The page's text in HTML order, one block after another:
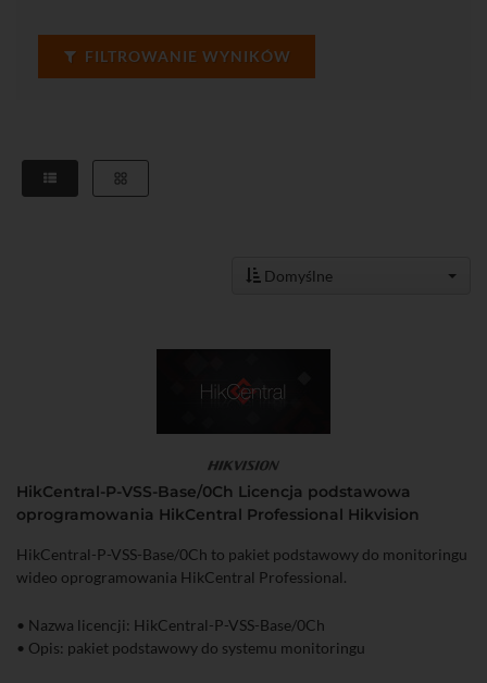
FILTROWANIE WYNIKÓW
Domyślne
HikCentral-P-VSS-Base/0Ch Licencja podstawowa
oprogramowania HikCentral Professional Hikvision
HikCentral-P-VSS-Base/0Ch to pakiet podstawowy do monitoringu
wideo oprogramowania HikCentral Professional.
• Nazwa licencji: HikCentral-P-VSS-Base/0Ch
• Opis: pakiet podstawowy do systemu monitoringu